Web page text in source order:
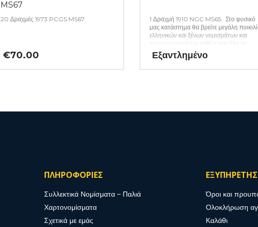
MS67
20 Δραχμές 1973 PCGS MS67
€70.00
1 Δραχμή 1910 NGC MS65. Στο φυσικό
μας κατάστημα θα βρείτε μεγάλη
ελληνικών και ξένων νομισμάτων και
χαρτονομισμάτων καθώς και όλα τα
απαραίτητα αναλώσιμα για την συλλογή
σας. (Κωδ. 49)
Εξαντλημένο
ΠΛΗΡΟΦΟΡΙΕΣ
Συλλεκτικά Νομίσματα – Παλιά
Χαρτονομίσματα
Σχετικά με εμάς
Όροι και
Ολοκλήρωση
Καλάθι